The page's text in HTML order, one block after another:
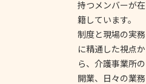
持つメンバーが在
籍しています。
制度と現場の実務
に精通した視点か
ら、介護事業所の
開業、日々の業務